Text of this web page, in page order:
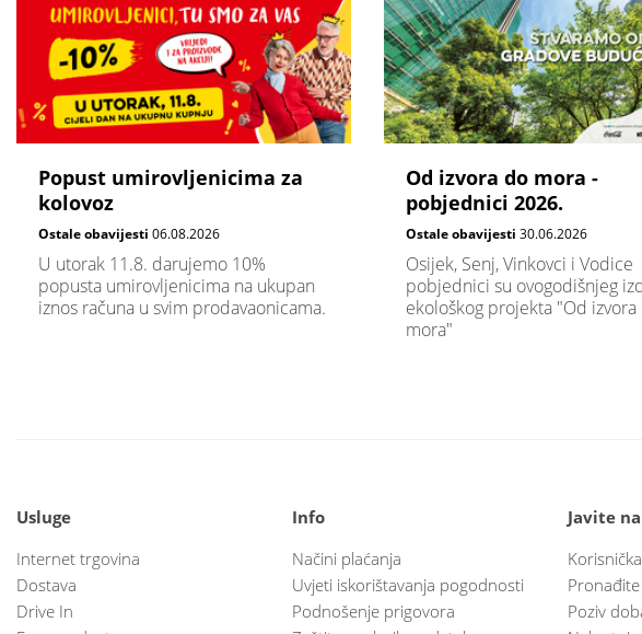
Popust umirovljenicima za
kolovoz
Ostale obavijesti 06.08.2026
U utorak 11.8. darujemo 10%
popusta umirovljenicima na ukupan
iznos računa u svim prodavaonicama.
Od izvora do mora -
pobjednici 2026.
Ostale obavijesti 30.06.2026
Osijek, Senj, Vinkovci i Vodice
pobjednici su ovogodišnjeg
ekološkog projekta "Od izvora
mora"
Usluge
Internet trgovina
Dostava
Drive In
Info
Načini plaćanja
Uvjeti iskorištavanja pogodnosti
Podnošenje prigovora
Javite
Poziv